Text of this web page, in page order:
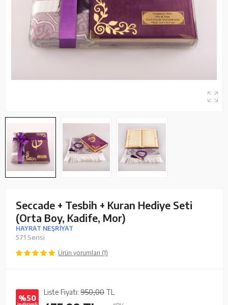
Seccade + Tesbih + Kuran Hediye Seti
(Orta Boy, Kadife, Mor)
HAYRAT NEŞRİYAT
571 Serisi
Ürün yorumları (1)
%50
Liste Fiyatı: 950,00 TL